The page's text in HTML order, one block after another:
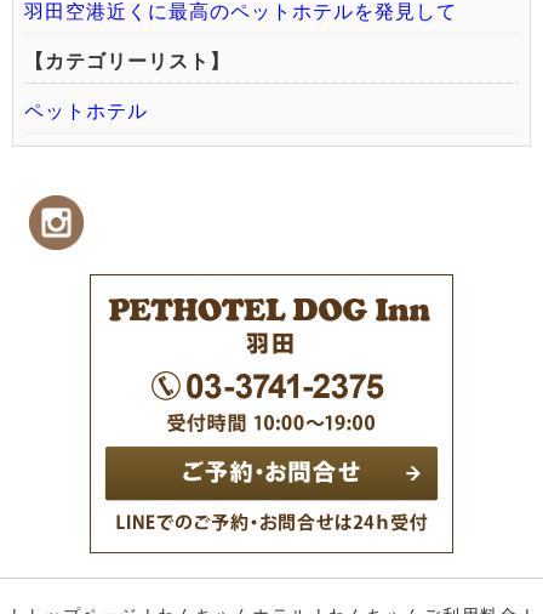
羽田空港近くに最高のペットホテルを発見して
【カテゴリーリスト】
ペットホテル